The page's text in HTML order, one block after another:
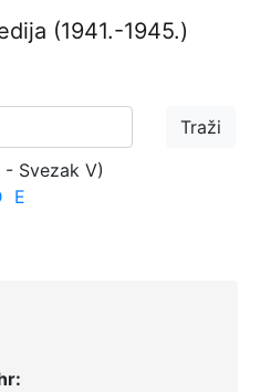
(1941.-1945.)
Svezak V)
E